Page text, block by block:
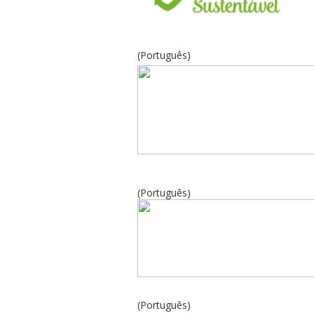
(Português)
(Português)
(Português)